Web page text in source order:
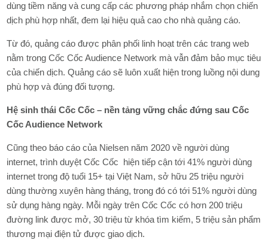
dùng tiềm năng và cung cấp các phương pháp nhắm chọn chiến
dịch phù hợp nhất, đem lại hiệu quả cao cho nhà quảng cáo.
Từ đó, quảng cáo được phân phối linh hoạt trên các trang web
nằm trong Cốc Cốc Audience Network mà vẫn đảm bảo mục tiêu
của chiến dịch. Quảng cáo sẽ luôn xuất hiện trong luồng nội dung
phù hợp và đúng đối tượng.
Hệ sinh thái Cốc Cốc – nền tảng vững chắc đứng sau Cốc
Cốc Audience Network
Cũng theo báo cáo của Nielsen năm 2020 về người dùng
internet, trình duyệt Cốc Cốc hiện tiếp cận tới 41% người dùng
internet trong độ tuổi 15+ tại Việt Nam, sở hữu 25 triệu người
dùng thường xuyên hàng tháng, trong đó có tới 51% người dùng
sử dụng hàng ngày. Mỗi ngày trên Cốc Cốc có hơn 200 triệu
đường link được mở, 30 triệu từ khóa tìm kiếm, 5 triệu sản phẩm
thương mại điện tử được giao dịch.